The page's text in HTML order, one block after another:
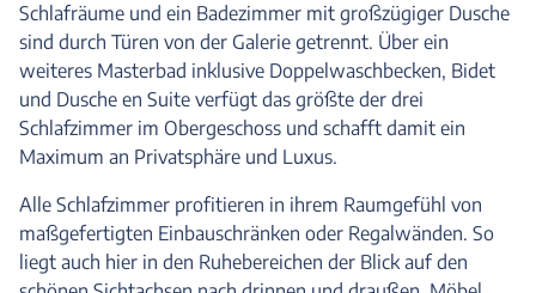
Schlafräume und ein Badezimmer mit großzügiger Dusche
sind durch Türen von der Galerie getrennt. Über ein
weiteres Masterbad inklusive Doppelwaschbecken, Bidet
und Dusche en Suite verfügt das größte der drei
Schlafzimmer im Obergeschoss und schafft damit ein
Maximum an Privatsphäre und Luxus.
Alle Schlafzimmer profitieren in ihrem Raumgefühl von
maßgefertigten Einbauschränken oder Regalwänden. So
liegt auch hier in den Ruhebereichen der Blick auf den